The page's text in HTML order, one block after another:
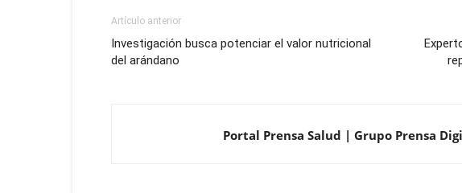
Artículo anterior
Investigación busca potenciar el valor nutricional
del arándano
Portal Prensa Salud | Grupo Prensa